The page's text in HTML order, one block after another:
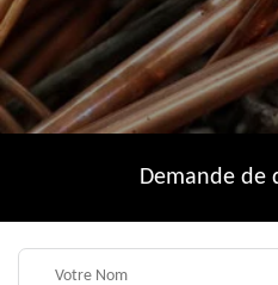
Demande de